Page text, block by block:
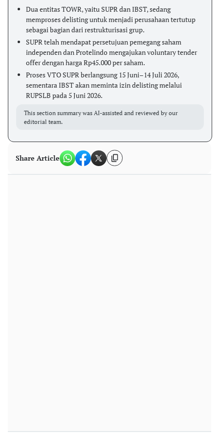
Dua entitas TOWR, yaitu SUPR dan IBST, sedang
memproses delisting untuk menjadi perusahaan tertutup
sebagai bagian dari restrukturisasi grup.
SUPR telah mendapat persetujuan pemegang saham
independen dan Protelindo mengajukan voluntary tender
offer dengan harga Rp45.000 per saham.
Proses VTO SUPR berlangsung 15 Juni–14 Juli 2026,
sementara IBST akan meminta izin delisting melalui
RUPSLB pada 5 Juni 2026.
This section summary was AI-assisted and reviewed by our
editorial team.
Share Article